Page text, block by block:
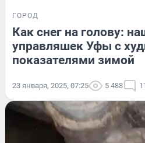
ГОРОД
Как снег на голову:
управляшек Уфы с
показателями зимой
23 января, 2025, 07:25 5 488